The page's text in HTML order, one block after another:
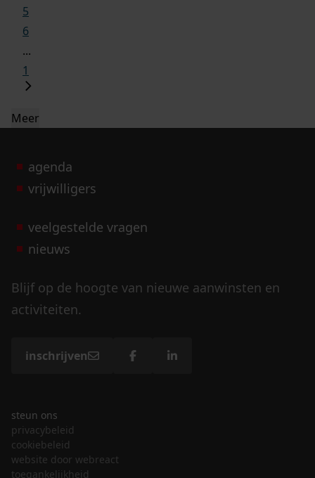
5
6
...
1
Meer
agenda
vrijwilligers
veelgestelde vragen
nieuws
Blijf op de hoogte van nieuwe aanwinsten en
activiteiten.
inschrijven
steun ons
privacybeleid
cookiebeleid
website door webreact
toegankelijkheid